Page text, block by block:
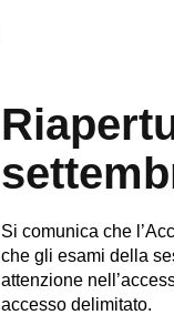
Si comunica che
che gli esami della
attenzione
accesso delimitato.